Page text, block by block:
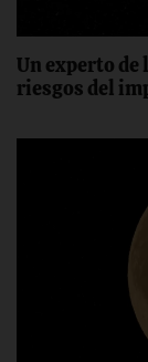
Un experto de
riesgos del